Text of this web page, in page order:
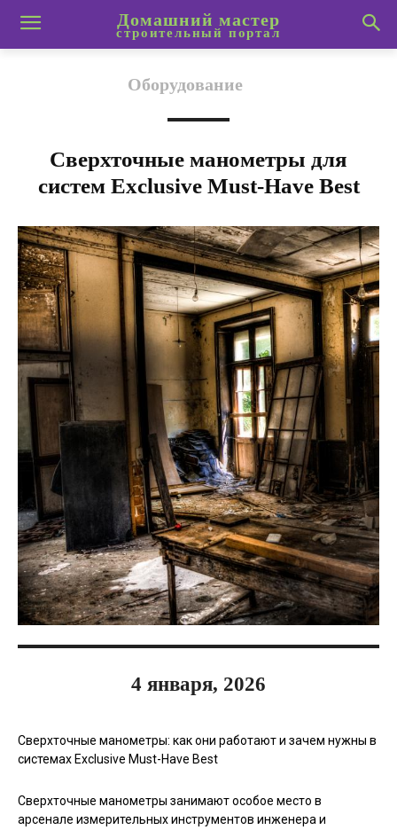
Домашний мастер
строительный портал
Оборудование
Сверхточные манометры для
систем Exclusive Must-Have Best
4 января, 2026
Сверхточные манометры: как они работают и зачем нужны в
системах Exclusive Must-Have Best
Сверхточные манометры занимают особое место в
арсенале измерительных инструментов инженера и